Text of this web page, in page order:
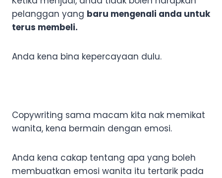
pelanggan yang baru mengenali anda untuk
terus membeli.
Anda kena bina kepercayaan dulu.
Copywriting sama macam kita nak memikat
wanita, kena bermain dengan emosi.
Anda kena cakap tentang apa yang boleh
membuatkan emosi wanita itu tertarik pada